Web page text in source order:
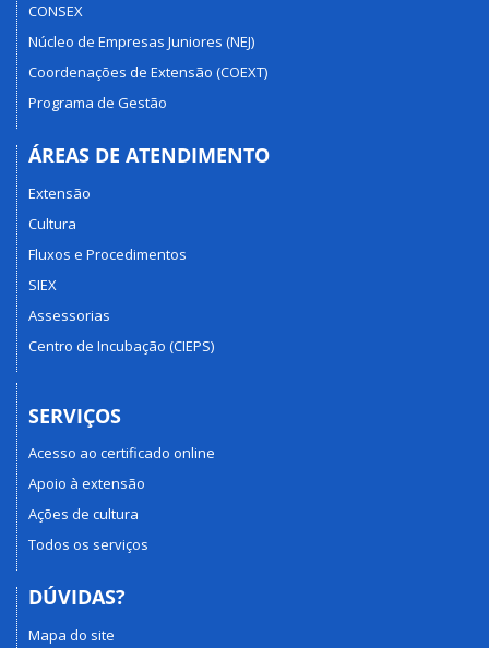
CONSEX
Núcleo de Empresas Juniores (NEJ)
Coordenações de Extensão (COEXT)
Programa de Gestão
ÁREAS DE ATENDIMENTO
Extensão
Cultura
Fluxos e Procedimentos
SIEX
Assessorias
Centro de Incubação (CIEPS)
SERVIÇOS
Acesso ao certificado online
Apoio à extensão
Ações de cultura
Todos os serviços
DÚVIDAS?
Mapa do site